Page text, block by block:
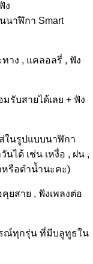
ง
นาฬิกา Smart
าง , แคลอลรี่ , ฟัง
รับสายได้เลย + ฟัง
ในรูปแบบนาฬิกา
ได้ เช่น เหงื่อ , ฝน ,
หรือดำน้ำนะคะ)
ยสาย , ฟังเพลงต่อ
ณ์ทุกรุ่น ที่มีบลูทูธใน